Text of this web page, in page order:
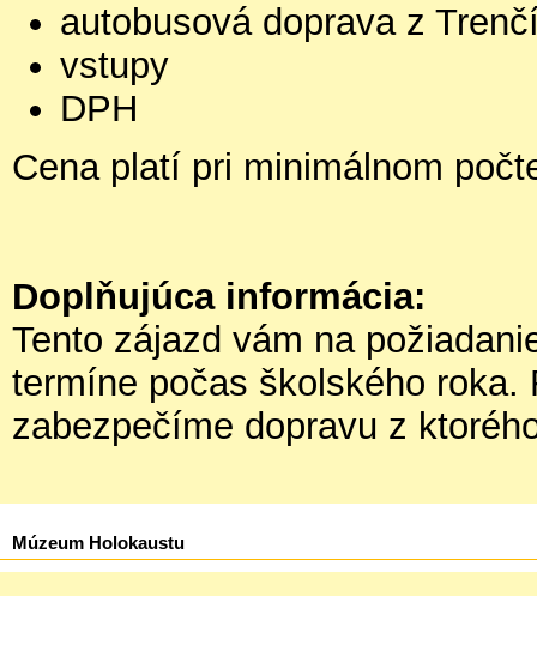
autobusová doprava z
vstupy
DPH
Cena platí pri minimálnom
Doplňujúca informácia:
Tento zájazd vám na
termíne počas školského roka.
zabezpečíme dopravu z
Múzeum Holokaustu